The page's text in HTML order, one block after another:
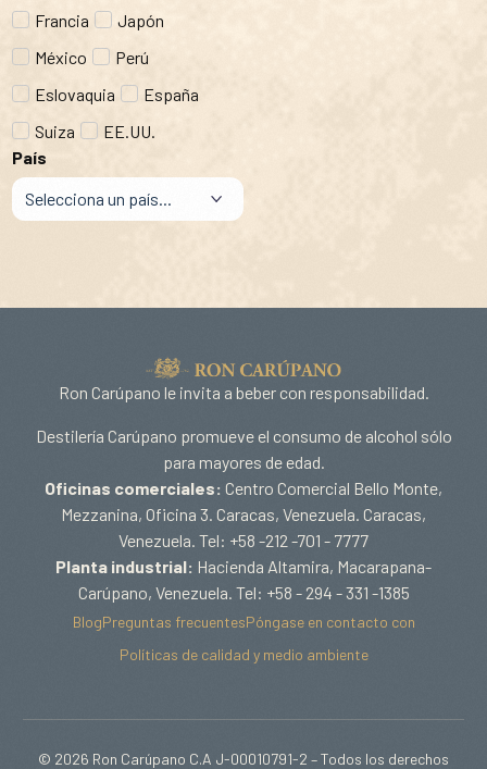
Francia
Japón
México
Perú
Eslovaquia
España
Suiza
EE.UU.
País
Ron Carúpano le invita a beber con responsabilidad.
Destilería Carúpano promueve el consumo de alcohol sólo
para mayores de edad.
Oficinas comerciales: Centro Comercial Bello Monte,
Mezzanina, Oficina 3. Caracas, Venezuela. Caracas,
Venezuela. Tel: +58 -212 -701 - 7777
Planta industrial: Hacienda Altamira, Macarapana-
Carúpano, Venezuela. Tel: +58 - 294 - 331 -1385
BlogPreguntas frecuentesPóngase en contacto con
Políticas de calidad y medio ambiente
© 2026 Ron Carúpano C.A J-00010791-2 – Todos los derechos